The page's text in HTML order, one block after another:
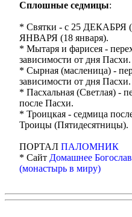
Сплошные седмицы:
* Святки - с 25 ДЕКАБРЯ
ЯНВАРЯ (18 января).
* Мытаря и фарисея -
зависимости от дня Пасхи.
* Сырная (масленица) -
зависимости от дня Пасхи.
* Пасхальная (Светлая) -
после Пасхи.
* Троицкая - седмица
Троицы (Пятидесятницы).
ПОРТАЛ ПАЛОМНИК
* Сайт Домашнее
(монастырь в миру)